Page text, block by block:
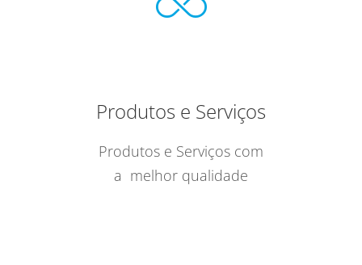
Produtos e Serviços
Produtos e Serviços com
a melhor qualidade